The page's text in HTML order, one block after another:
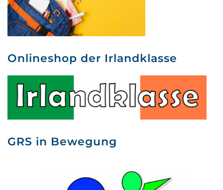
Onlineshop der Irlandklasse
GRS in Bewegung